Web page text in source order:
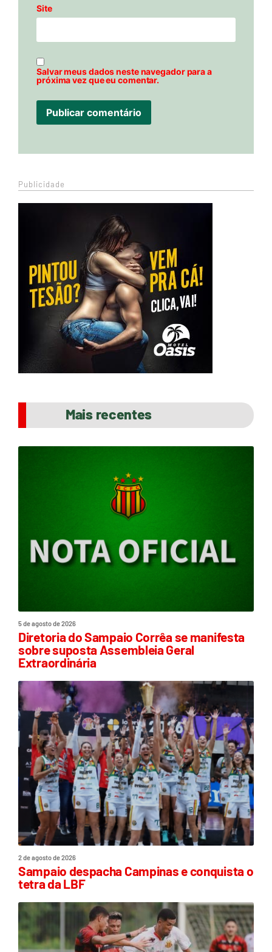
Site
Salvar meus dados neste navegador para a
próxima vez que eu comentar.
Publicidade
Mais recentes
5 de agosto de 2026
Diretoria do Sampaio Corrêa se manifesta
sobre suposta Assembleia Geral
Extraordinária
2 de agosto de 2026
Sampaio despacha Campinas e conquista o
tetra da LBF